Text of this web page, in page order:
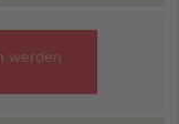
werden